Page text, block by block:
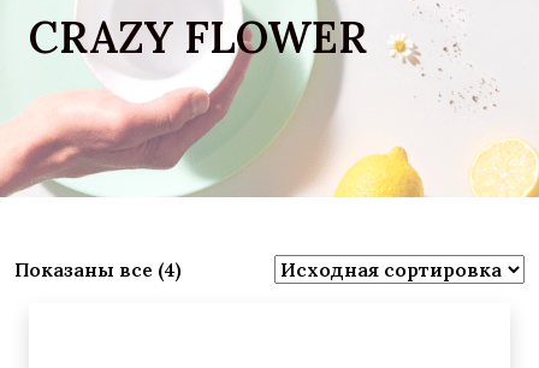
CRAZY FLOWER
Показаны все (4)